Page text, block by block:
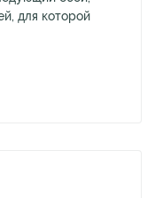
для которой